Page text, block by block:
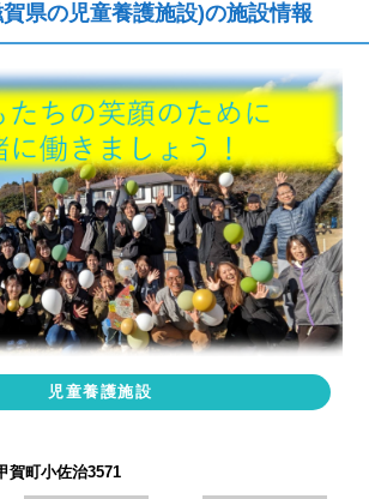
県の児童養護施設)の施設情報
児童養護施設
賀町小佐治3571